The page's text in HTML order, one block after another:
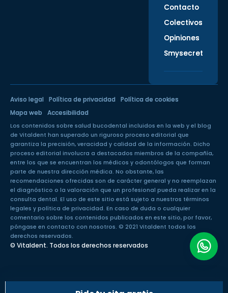
Contacto
Colectivos
Opiniones
Smysecret
Aviso legal Política de privacidad
Política de cookies
Mapa web
Accesibilidad
Los contenidos sobre salud bucodental incluidos en la web y el blog
de Vitaldent han superado un riguroso proceso editorial que
garantiza la precisión, veracidad y calidad de la información. Dicho
proceso editorial involucra a destacados miembros de la compañía,
entre los que se encuentran los médicos y odontólogos que forman
parte de nuestra dirección médica. No obstante, las
recomendaciones ofrecidas son de carácter general y no reemplazan
el diagnóstico o la valoración que un profesional pueda realizar en la
consulta dental. El uso de este sitio está sujeto a nuestros términos
legales y política de privacidad. En caso de duda o cualquier
comentario sobre los contenidos publicados en este sitio, por favor,
póngase en contacto con nosotros. © 2021 Vitaldent todos los
derechos reservados.
© Vitaldent. Todos los derechos reservados